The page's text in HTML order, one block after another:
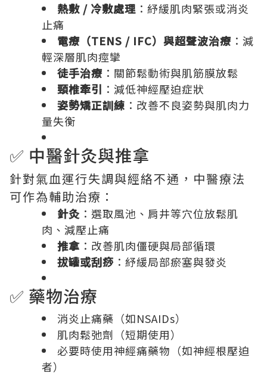
熱敷 / 冷敷處理 ：紓緩肌肉緊張或消炎
止痛
電療（TENS / IFC）與超聲波治療 ：減
輕深層肌肉痙攣
徒手治療 ：關節鬆動術與肌筋膜放鬆
頸椎牽引 ：減低神經壓迫症狀
姿勢矯正訓練 ：改善不良姿勢與肌肉力
量失衡
✅ 中醫針灸與推拿
針對氣血運行失調與經絡不通，中醫療法
可作為輔助治療：
針灸 ：選取風池、肩井等穴位放鬆肌
肉、減壓止痛
推拿 ：改善肌肉僵硬與局部循環
拔罐或刮痧 ：紓緩局部瘀塞與發炎
✅ 藥物治療
消炎止痛藥（如NSAIDs）
肌肉鬆弛劑（短期使用）
必要時使用神經痛藥物（如神經根壓迫
者）